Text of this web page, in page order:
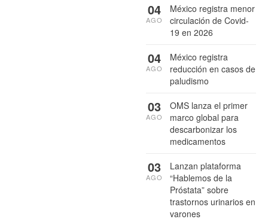
México registra menor
circulación de Covid-
19 en 2026
04
AGO
México registra
reducción en casos de
paludismo
04
AGO
OMS lanza el primer
marco global para
descarbonizar los
medicamentos
03
AGO
Lanzan plataforma
“Hablemos de la
Próstata” sobre
trastornos urinarios en
varones
03
AGO